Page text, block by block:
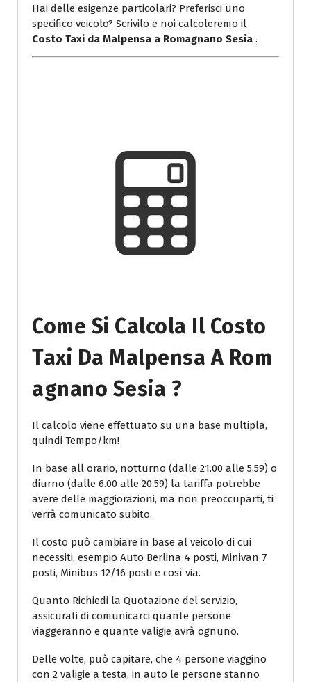
Hai delle esigenze particolari? Preferisci uno
specifico veicolo? Scrivilo e noi calcoleremo il
Costo Taxi da Malpensa a Romagnano Sesia .
Come Si Calcola Il Costo
Taxi Da Malpensa A Rom
Agnano Sesia ?
Il calcolo viene effettuato su una base multipla,
quindi Tempo/km!
In base all orario, notturno (dalle 21.00 alle 5.59) o
diurno (dalle 6.00 alle 20.59) la tariffa potrebbe
avere delle maggiorazioni, ma non preoccuparti, ti
verrà comunicato subito.
Il costo può cambiare in base al veicolo di cui
necessiti, esempio Auto Berlina 4 posti, Minivan 7
posti, Minibus 12/16 posti e così via.
Quanto Richiedi la Quotazione del servizio,
assicurati di comunicarci quante persone
viaggeranno e quante valigie avrà ognuno.
Delle volte, può capitare, che 4 persone viaggino
con 2 valigie a testa, in auto le persone stanno